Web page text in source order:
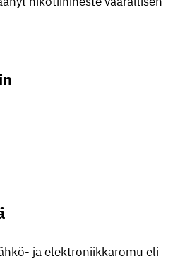
ja elektroniikkaromu eli